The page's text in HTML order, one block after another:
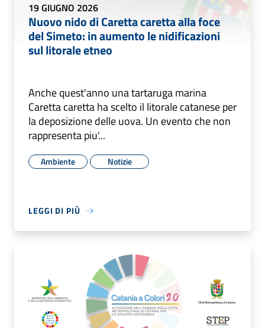
19 GIUGNO 2026
Nuovo nido di Caretta caretta alla foce
del Simeto: in aumento le nidificazioni
sul litorale etneo
Anche quest'anno una tartaruga marina
Caretta caretta ha scelto il litorale catanese per
la deposizione delle uova. Un evento che non
rappresenta piu'...
Ambiente Notizie
LEGGI DI PIÙ